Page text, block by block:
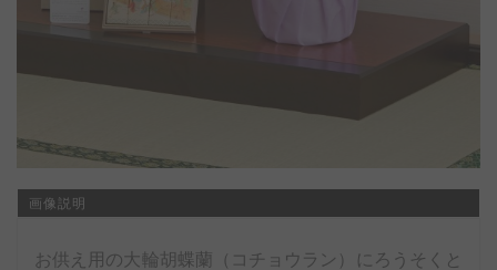
画像説明
お供え用の大輪胡蝶蘭（コチョウラン）にろうそくと